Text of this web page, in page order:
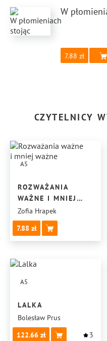
W
7.88
CZYTELNICY
A5
ROZWAŻANIA
WAŻNE I MNIEJ
WAŻNE
Zofia Hrapek
7.88
A5
LALKA
Bolesław Prus
122.66
3